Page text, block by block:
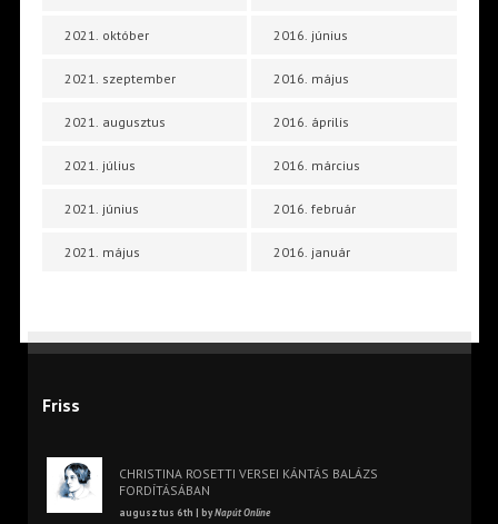
2021. október
2021. szeptember
2021. augusztus
2021. július
2021. június
2021. május
2016. június
2016. május
2016. április
2016. március
2016. február
2016. január
Friss
CHRISTINA ROSETTI VERSEI KÁNTÁS BALÁZS
FORDÍTÁSÁBAN
augusztus 6th | byNapút Online